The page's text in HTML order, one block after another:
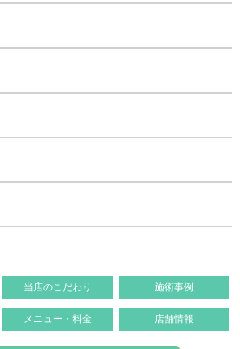
当店のこだわり 施術事例
メニュー・料金 店舗情報